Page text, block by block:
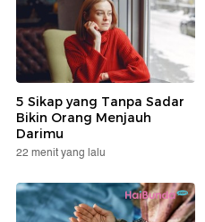
5 Sikap yang Tanpa Sadar
Bikin Orang Menjauh
Darimu
22 menit yang lalu